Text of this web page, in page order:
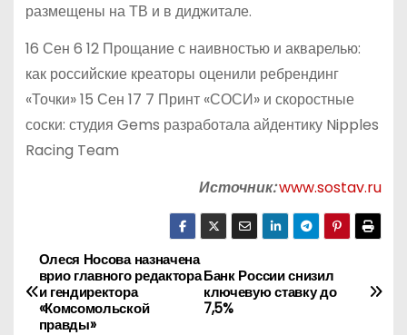
размещены на ТВ и в диджитале.
16 Сен 6 12 Прощание с наивностью и акварелью:
как российские креаторы оценили ребрендинг
«Точки» 15 Сен 17 7 Принт «СОСИ» и скоростные
соски: студия Gems разработала айдентику Nipples
Racing Team
Источник:www.sostav.ru
Н
а
Банк России снизил
ключевую ставку до
7,5%
Олеся Носова назначена
врио главного редактора
и гендиректора
«Комсомольской
правды»